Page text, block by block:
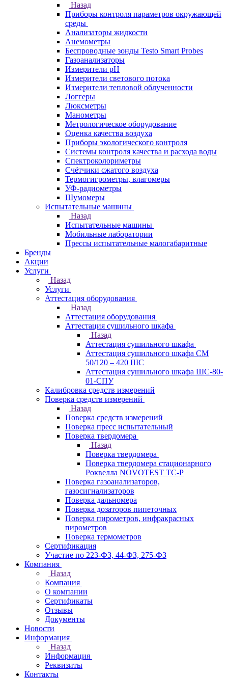
Назад
Приборы контроля параметров окружающей
среды
Анализаторы жидкости
Анемометры
Беспроводные зонды Testo Smart Probes
Газоанализаторы
Измерители pH
Измерители светового потока
Измерители тепловой облученности
Логгеры
Люксметры
Манометры
Метрологическое оборудование
Оценка качества воздуха
Приборы экологического контроля
Системы контроля качества и расхода воды
Спектроколориметры
Счётчики сжатого воздуха
Термогигрометры, влагомеры
УФ-радиометры
Шумомеры
Испытательные машины
Назад
Испытательные машины
Мобильные лаборатории
Прессы испытательные малогабаритные
Бренды
Акции
Услуги
Назад
Услуги
Аттестация оборудования
Назад
Аттестация оборудования
Аттестация сушильного шкафа
Назад
Аттестация сушильного шкафа
Аттестация сушильного шкафа СМ
50/120 – 420 ШС
Аттестация сушильного шкафа ШС-80-
01-СПУ
Калибровка средств измерений
Поверка средств измерений
Назад
Поверка средств измерений
Поверка пресс испытательный
Поверка твердомера
Назад
Поверка твердомера
Поверка твердомера стационарного
Роквелла NOVOTEST TС-Р
Поверка газоанализаторов,
газосигнализаторов
Поверка дальномера
Поверка дозаторов пипеточных
Поверка пирометров, инфракрасных
пирометров
Поверка термометров
Сертификация
Участие по 223-ФЗ, 44-ФЗ, 275-ФЗ
Компания
Назад
Компания
О компании
Сертификаты
Отзывы
Документы
Новости
Информация
Назад
Информация
Реквизиты
Контакты